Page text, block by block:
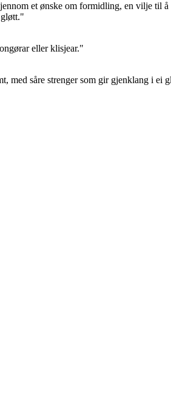
et ønske om formidling, en vilje til
eller klisjear."
med såre strenger som gir gjenklang i